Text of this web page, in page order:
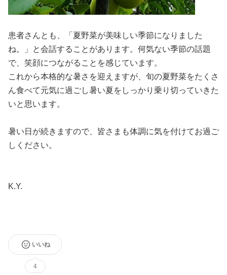
患者さんとも、「夏野菜が美味しい季節になりました
ね。」と会話することがあります。何気ない季節の話題
で、笑顔につながることを感じています。
これから本格的な暑さを迎えますが、旬の夏野菜をたくさ
ん食べて元気に過ごし暑い夏をしっかり乗り切っていきた
いと思います。
暑い日が続きますので、皆さまも体調に気を付けてお過ご
しください。
K.Y.
いいね
4